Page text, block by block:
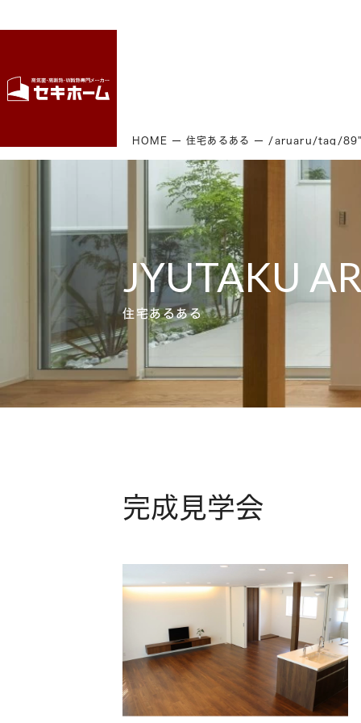
HOME 住宅あるある /aruaru/tag/
JYUTAKU
住宅あるある
完成見学会